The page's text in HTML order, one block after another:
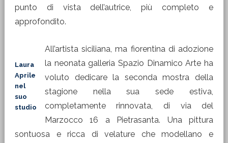
punto di vista dell’autrice, più completo e
approfondito.
Laura
Aprile
nel
suo
studio
All’artista siciliana, ma fiorentina di adozione
la neonata galleria Spazio Dinamico Arte ha
voluto dedicare la seconda mostra della
stagione nella sua sede estiva,
completamente rinnovata, di via del
Marzocco 16 a Pietrasanta. Una pittura
sontuosa e ricca di velature che modellano e